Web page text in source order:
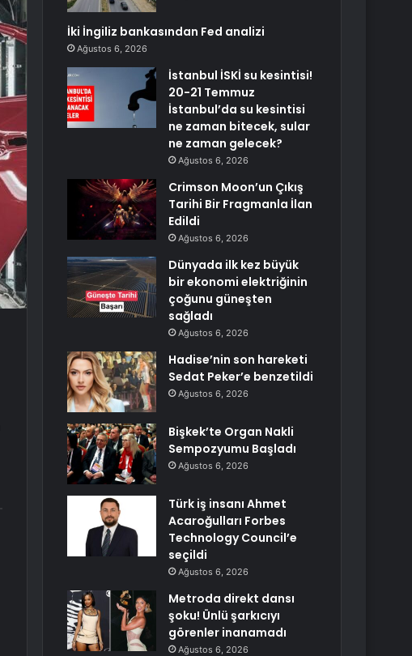
İki İngiliz bankasından Fed analizi
Ağustos 6, 2026
İstanbul İSKİ su kesintisi!
20-21 Temmuz
İstanbul’da su kesintisi
ne zaman bitecek, sular
ne zaman gelecek?
Ağustos 6, 2026
Crimson Moon’un Çıkış
Tarihi Bir Fragmanla İlan
Edildi
Ağustos 6, 2026
Dünyada ilk kez büyük
bir ekonomi elektriğinin
çoğunu güneşten
sağladı
Ağustos 6, 2026
Hadise’nin son hareketi
Sedat Peker’e benzetildi
Ağustos 6, 2026
Bişkek’te Organ Nakli
Sempozyumu Başladı
Ağustos 6, 2026
Türk iş insanı Ahmet
Acaroğulları Forbes
Technology Council’e
seçildi
Ağustos 6, 2026
Metroda direkt dansı
şoku! Ünlü şarkıcıyı
görenler inanamadı
Ağustos 6, 2026